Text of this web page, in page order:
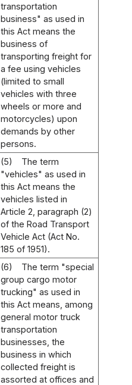
transportation
business" as used in
this Act means the
business of
transporting freight for
a fee using vehicles
(limited to small
vehicles with three
wheels or more and
motorcycles) upon
demands by other
persons.
(5)
The term
"vehicles" as used in
this Act means the
vehicles listed in
Article 2, paragraph (2)
of the Road Transport
Vehicle Act (Act No.
185 of 1951).
(6)
The term "special
group cargo motor
trucking" as used in
this Act means, among
general motor truck
transportation
businesses, the
business in which
collected freight is
assorted at offices and